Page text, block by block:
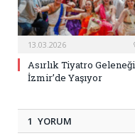
13.03.2026
Asırlık Tiyatro Geleneği
İzmir’de Yaşıyor
1 YORUM